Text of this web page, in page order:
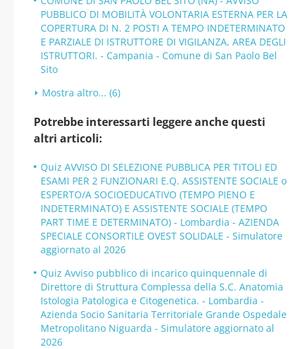
PUBBLICO DI MOBILITÀ VOLONTARIA ESTERNA PER LA
COPERTURA DI N. 2 POSTI A TEMPO INDETERMINATO
E PARZIALE DI ISTRUTTORE DI VIGILANZA, AREA DEGLI
ISTRUTTORI. - Campania - Comune di San Paolo Bel
Sito
Mostra altro... (6)
Potrebbe interessarti leggere anche questi
altri articoli:
Quiz AVVISO DI SELEZIONE PUBBLICA PER TITOLI ED
ESAMI PER 2 FUNZIONARI E.Q. ASSISTENTE SOCIALE o
ESPERTO/A SOCIOEDUCATIVO (TEMPO PIENO E
INDETERMINATO) E ASSISTENTE SOCIALE (TEMPO
PART TIME E DETERMINATO) - Lombardia - AZIENDA
SPECIALE CONSORTILE OVEST SOLIDALE - Simulatore
aggiornato al 2026
Quiz Avviso pubblico di incarico quinquennale di
Direttore di Struttura Complessa della S.C. Anatomia
Istologia Patologica e Citogenetica. - Lombardia -
Azienda Socio Sanitaria Territoriale Grande Ospedale
Metropolitano Niguarda - Simulatore aggiornato al
2026